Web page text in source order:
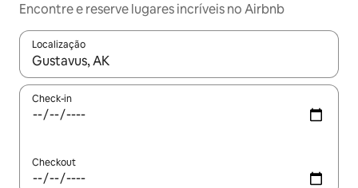
Encontre e reserve lugares incríveis no Airbnb
Localização
Quando os resultados estiverem disponíveis, explore-os
Check-in
Checkout